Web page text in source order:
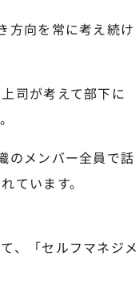
方向を常に考え続け
司が考えて部下に
のメンバー全員で話
ています。
、「セルフマネジメ